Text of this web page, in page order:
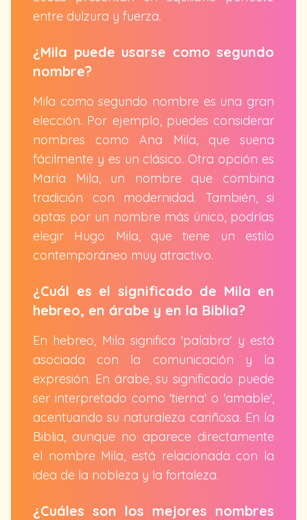
entre dulzura y fuerza.
¿Mila puede usarse como segundo
nombre?
Mila como segundo nombre es una gran
elección. Por ejemplo, puedes considerar
nombres como Ana Mila, que suena
fácilmente y es un clásico. Otra opción es
María Mila, un nombre que combina
tradición con modernidad. También, si
optas por un nombre más único, podrías
elegir Hugo Mila, que tiene un estilo
contemporáneo muy atractivo.
¿Cuál es el significado de Mila en
hebreo, en árabe y en la Biblia?
En hebreo, Mila significa 'palabra' y está
asociada con la comunicación y la
expresión. En árabe, su significado puede
ser interpretado como 'tierna' o 'amable',
acentuando su naturaleza cariñosa. En la
Biblia, aunque no aparece directamente
el nombre Mila, está relacionada con la
idea de la nobleza y la fortaleza.
¿Cuáles son los mejores nombres